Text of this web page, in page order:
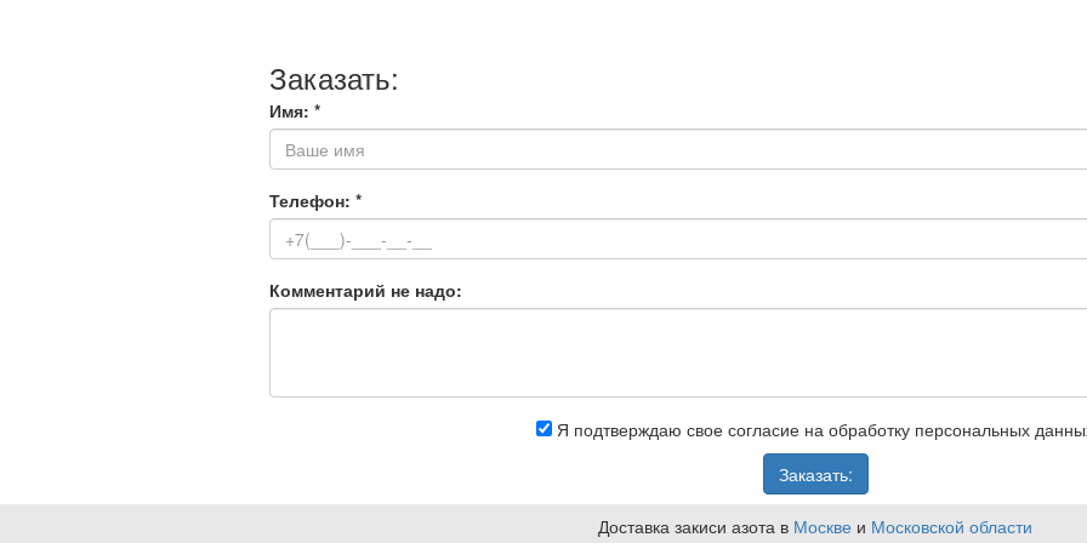
Заказать:
Имя: *
Телефон: *
Комментарий не надо:
Я подтверждаю свое согласие на обработку персональных
Заказать:
Доставка закиси азота в Москве и Московской области